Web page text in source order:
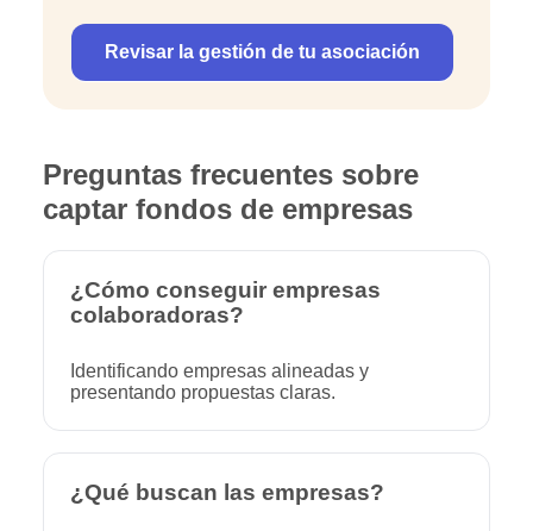
Revisar la gestión de tu asociación
Preguntas frecuentes sobre
captar fondos de empresas
¿Cómo conseguir empresas
colaboradoras?
Identificando empresas alineadas y
presentando propuestas claras.
¿Qué buscan las empresas?